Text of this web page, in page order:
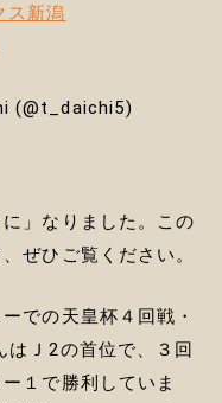
ス新潟
(@t_daichi5)
」なりました。この
ぜひご覧ください。
での天皇杯４回戦・
はＪ2の首位で、３回
１で勝利していま